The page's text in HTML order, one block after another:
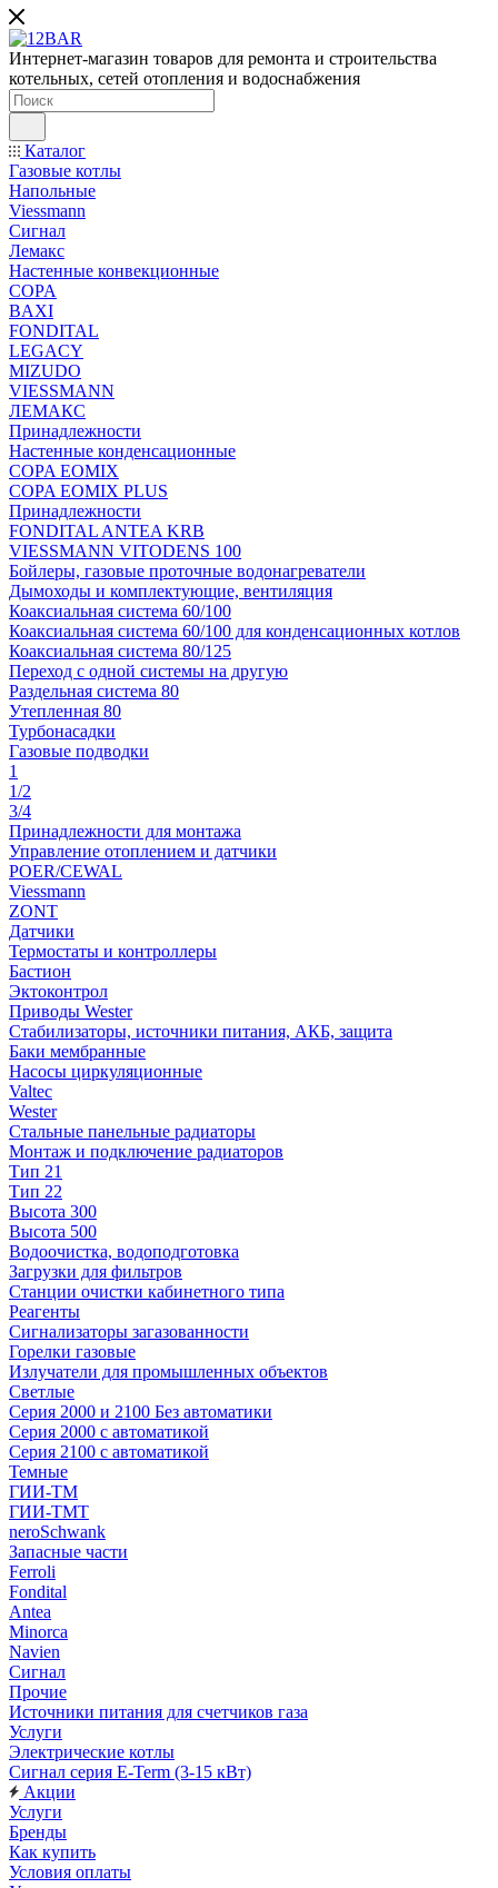
Интернет-магазин товаров для ремонта и строительства
котельных, сетей отопления и водоснабжения
Каталог
Газовые котлы
Напольные
Viessmann
Сигнал
Лемакс
Настенные конвекционные
COPA
BAXI
FONDITAL
LEGACY
MIZUDO
VIESSMANN
ЛЕМАКС
Принадлежности
Настенные конденсационные
COPA EOMIX
COPA EOMIX PLUS
Принадлежности
FONDITAL ANTEA KRB
VIESSMANN VITODENS 100
Бойлеры, газовые проточные водонагреватели
Дымоходы и комплектующие, вентиляция
Коаксиальная система 60/100
Коаксиальная система 60/100 для конденсационных котлов
Коаксиальная система 80/125
Переход с одной системы на другую
Раздельная система 80
Утепленная 80
Турбонасадки
Газовые подводки
1
1/2
3/4
Принадлежности для монтажа
Управление отоплением и датчики
POER/CEWAL
Viessmann
ZONT
Датчики
Термостаты и контроллеры
Бастион
Эктоконтрол
Приводы Wester
Стабилизаторы, источники питания, АКБ, защита
Баки мембранные
Насосы циркуляционные
Valtec
Wester
Стальные панельные радиаторы
Монтаж и подключение радиаторов
Тип 21
Тип 22
Высота 300
Высота 500
Водоочистка, водоподготовка
Загрузки для фильтров
Станции очистки кабинетного типа
Реагенты
Сигнализаторы загазованности
Горелки газовые
Излучатели для промышленных объектов
Светлые
Серия 2000 и 2100 Без автоматики
Серия 2000 с автоматикой
Серия 2100 с автоматикой
Темные
ГИИ-ТМ
ГИИ-ТМТ
neroSchwank
Запасные части
Ferroli
Fondital
Antea
Minorca
Navien
Сигнал
Прочие
Источники питания для счетчиков газа
Услуги
Электрические котлы
Сигнал серия E-Term (3-15 кВт)
Акции
Услуги
Бренды
Как купить
Условия оплаты